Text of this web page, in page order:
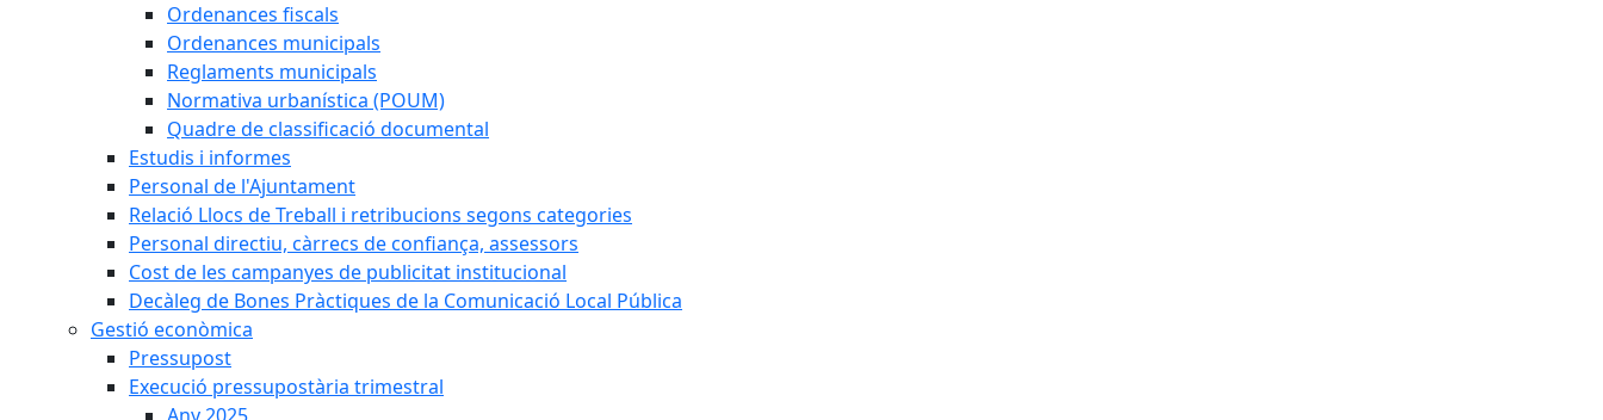
Ordenances fiscals
Ordenances municipals
Reglaments municipals
Normativa urbanística (POUM)
Quadre de classificació documental
Estudis i informes
Personal de l'Ajuntament
Relació Llocs de Treball i retribucions segons categories
Personal directiu, càrrecs de confiança, assessors
Cost de les campanyes de publicitat institucional
Decàleg de Bones Pràctiques de la Comunicació Local Pública
Gestió econòmica
Pressupost
Execució pressupostària trimestral